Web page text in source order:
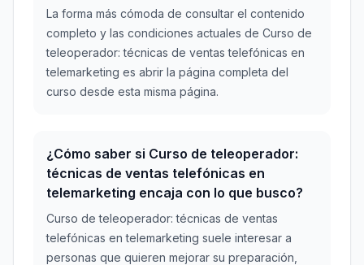
La forma más cómoda de consultar el contenido
completo y las condiciones actuales de Curso de
teleoperador: técnicas de ventas telefónicas en
telemarketing es abrir la página completa del
curso desde esta misma página.
¿Cómo saber si Curso de teleoperador:
técnicas de ventas telefónicas en
telemarketing encaja con lo que busco?
Curso de teleoperador: técnicas de ventas
telefónicas en telemarketing suele interesar a
personas que quieren mejorar su preparación,